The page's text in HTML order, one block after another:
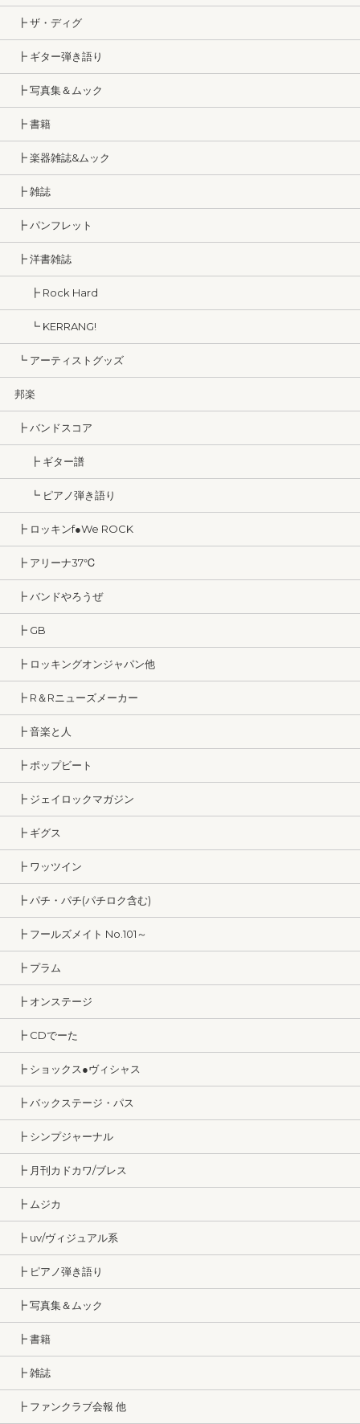
┣ ザ・ディグ
┣ ギター弾き語り
┣ 写真集＆ムック
┣ 書籍
┣ 楽器雑誌&ムック
┣ 雑誌
┣ パンフレット
┣ 洋書雑誌
┣ Rock Hard
┗ KERRANG!
┗ アーティストグッズ
邦楽
┣ バンドスコア
┣ ギター譜
┗ ピアノ弾き語り
┣ ロッキンf●We ROCK
┣ アリーナ37℃
┣ バンドやろうぜ
┣ GB
┣ ロッキングオンジャパン他
┣ R＆Rニューズメーカー
┣ 音楽と人
┣ ポップビート
┣ ジェイロックマガジン
┣ ギグス
┣ ワッツイン
┣ パチ・パチ(パチロク含む)
┣ フールズメイト No.101～
┣ プラム
┣ オンステージ
┣ CDでーた
┣ ショックス●ヴィシャス
┣ バックステージ・パス
┣ シンプジャーナル
┣ 月刊カドカワ/ブレス
┣ ムジカ
┣ uv/ヴィジュアル系
┣ ピアノ弾き語り
┣ 写真集＆ムック
┣ 書籍
┣ 雑誌
┣ ファンクラブ会報 他